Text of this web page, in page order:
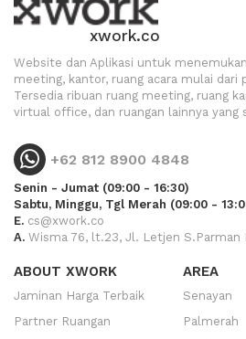
xwork.co
Website dan Aplikasi untuk
meeting, kantor, ruang acara mulai dari
Tersedia ribuan ruang meeting, ruang
virtual office, dan ruangan lainnya yang
+62 812 8900 4848
Senin - Jumat (09:00 - 16:30)
Sabtu, Minggu, Tgl Merah (09:00 -
E. cs@xwork.co
A. Wisma 76, lt.23, Jl. Letjen S.Parman
ABOUT XWORK
Jaminan Harga Terbaik
Partner Ruangan
AREA
Senayan
Palmerah